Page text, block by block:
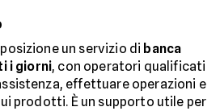
un servizio di banca
i giorni, con operatori qualificati
effettuare operazioni e
prodotti. È un supporto utile per